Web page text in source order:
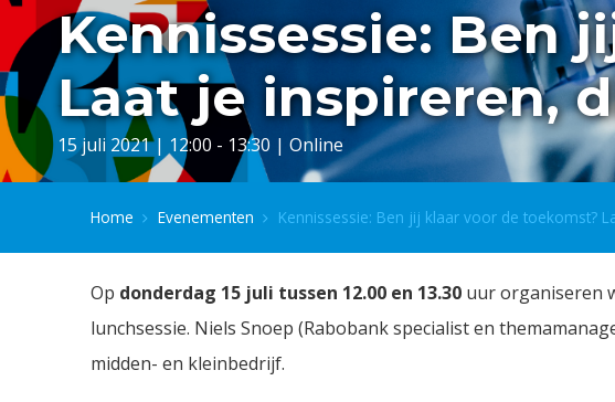
Kennissessie: Ben
Laat je inspireren,
15 juli 2021 | 12:00 - 13:30 | Online
Home Evenementen Kennissessie: Ben jij klaar voor de toekomst?
Op donderdag 15 juli tussen 12.00 en 13.30 uur organiseren
lunchsessie. Niels Snoep (Rabobank specialist en
midden- en kleinbedrijf.